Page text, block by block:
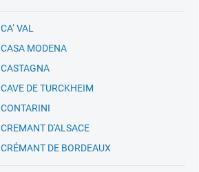
CA‘ VAL
CASA MODENA
CASTAGNA
CAVE DE TURCKHEIM
CONTARINI
CREMANT D'ALSACE
CRÉMANT DE BORDEAUX